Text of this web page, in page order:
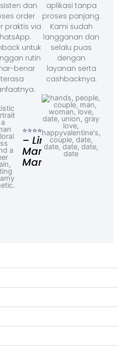
dan
order
praktis via
untuk
rutin
benar
terasa
⭐⭐⭐⭐⭐
– Linda,
Marketing
Manager
aplikasi tanpa
proses panjang.
Kami sudah
langganan dan
selalu puas
dengan
layanan serta
cashbacknya.